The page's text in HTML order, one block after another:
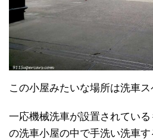
この小屋みたいな場所は洗車ス
一応機械洗車が設置されてい
の洗車小屋の中で手洗い洗車